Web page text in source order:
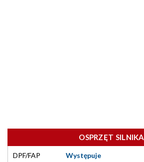
OSPRZĘT SILNIKA
DPF/FAP Występuje